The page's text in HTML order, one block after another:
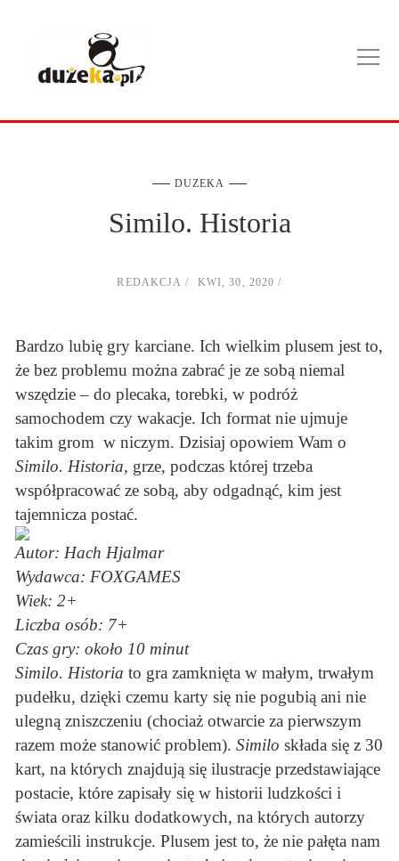
DUZEKA
Similo. Historia
REDAKCJA KWI, 30, 2020
Bardzo lubię gry karciane. Ich wielkim plusem jest to,
że bez problemu można zabrać je ze sobą niemal
wszędzie – do plecaka, torebki, w podróż
samochodem czy wakacje. Ich format nie ujmuje
takim grom w niczym. Dzisiaj opowiem Wam o
Similo. Historia, grze, podczas której trzeba
współpracować ze sobą, aby odgadnąć, kim jest
tajemnicza postać.
Autor: Hach Hjalmar
Wydawca: FOXGAMES
Wiek: 2+
Liczba osób: 7+
Czas gry: około 10 minut
Similo. Historia to gra zamknięta w małym, trwałym
pudełku, dzięki czemu karty się nie pogubią ani nie
ulegną zniszczeniu (chociaż otwarcie za pierwszym
razem może stanowić problem). Similo składa się z 30
kart, na których znajdują się ilustracje przedstawiające
postacie, które zapisały się w historii ludzkości i
świata oraz kilku dodatkowych, na których autorzy
zamieścili instrukcje. Plusem jest to, że nie pałęta nam